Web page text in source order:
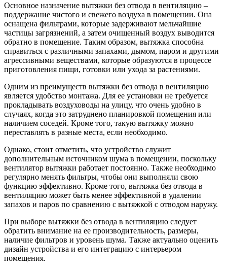
Основное назначение вытяжки без отвода в вентиляцию –
поддержание чистого и свежего воздуха в помещении. Она
оснащена фильтрами, которые задерживают мельчайшие
частицы загрязнений, а затем очищенный воздух выводится
обратно в помещение. Таким образом, вытяжка способна
справиться с различными запахами, дымом, паром и другими
агрессивными веществами, которые образуются в процессе
приготовления пищи, готовки или ухода за растениями.
Одним из преимуществ вытяжки без отвода в вентиляцию
является удобство монтажа. Для ее установки не требуется
прокладывать воздуховоды на улицу, что очень удобно в
случаях, когда это затруднено планировкой помещения или
наличием соседей. Кроме того, такую вытяжку можно
переставлять в разные места, если необходимо.
Однако, стоит отметить, что устройство служит
дополнительным источником шума в помещении, поскольку
вентилятор вытяжки работает постоянно. Также необходимо
регулярно менять фильтры, чтобы они выполняли свою
функцию эффективно. Кроме того, вытяжка без отвода в
вентиляцию может быть менее эффективной в удалении
запахов и паров по сравнению с вытяжкой с отводом наружу.
При выборе вытяжки без отвода в вентиляцию следует
обратить внимание на ее производительность, размеры,
наличие фильтров и уровень шума. Также актуально оценить
дизайн устройства и его интеграцию с интерьером
помещения.